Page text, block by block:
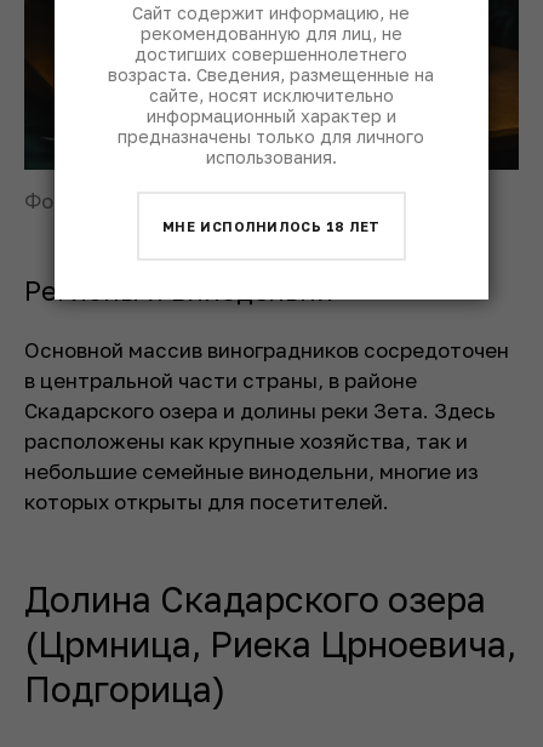
Фото: © Patrimonio Estate
Регионы и винодельни
Основной массив виноградников сосредоточен
в центральной части страны, в районе
Скадарского озера и долины реки Зета. Здесь
расположены как крупные хозяйства, так и
небольшие семейные винодельни, многие из
которых открыты для посетителей.
Долина Скадарского озера
(Црмница, Риека Црноевича,
Подгорица)
Сайт содержит информацию, не
рекомендованную для лиц, не
достигших совершеннолетнего
возраста. Сведения, размещенные на
сайте, носят исключительно
информационный характер и
предназначены только для личного
использования.
МНЕ ИСПОЛНИЛОСЬ 18 ЛЕТ